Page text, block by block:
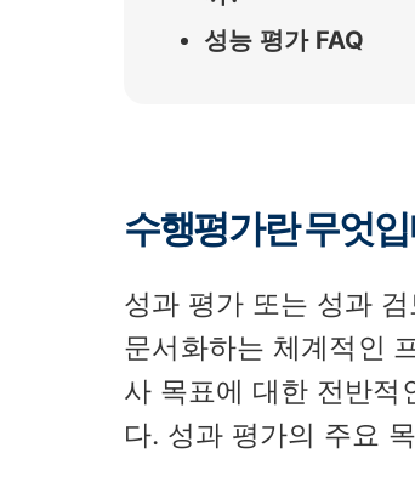
성능 평가 FAQ
수행평가란 무엇
성과 평가 또는 성과
문서화하는 체계적인
사 목표에 대한 전반적
다. 성과 평가의 주요